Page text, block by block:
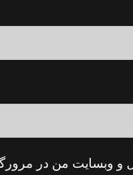
و وبسایت من در